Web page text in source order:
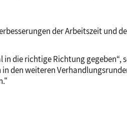
der Arbeitszeit und
die richtige Richtung gegeben“,
den weiteren